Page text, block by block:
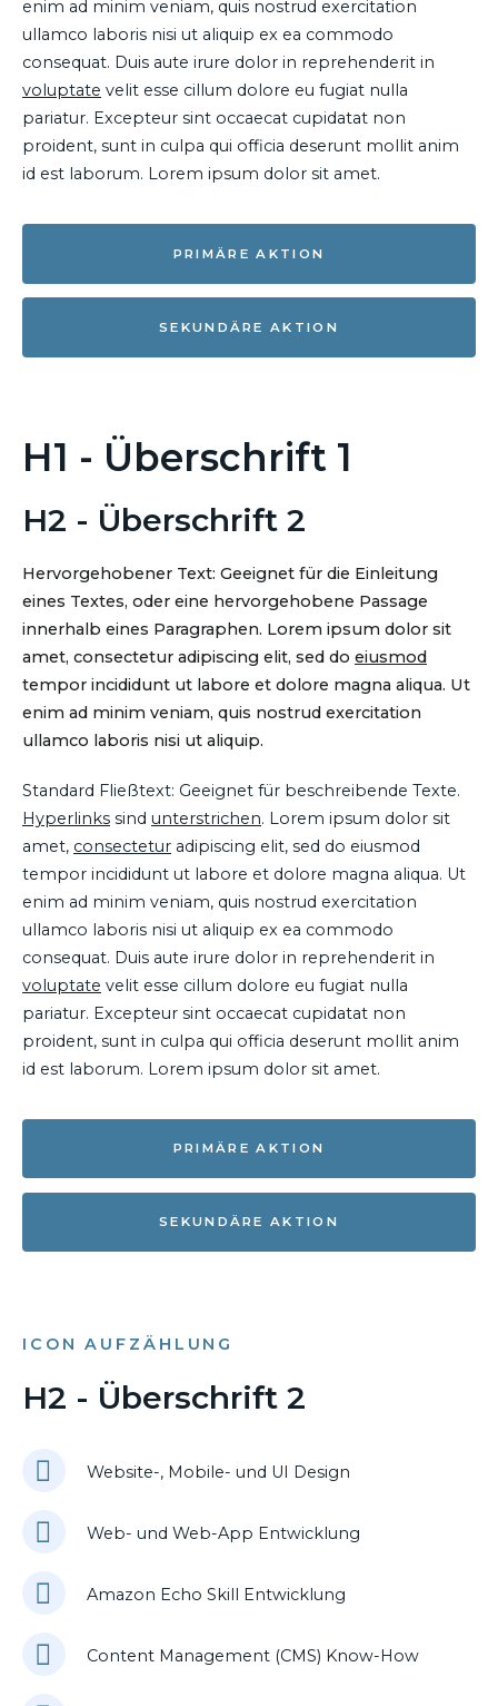
enim ad minim veniam, quis nostrud exercitation
ullamco laboris nisi ut aliquip ex ea commodo
consequat. Duis aute irure dolor in reprehenderit in
voluptate velit esse cillum dolore eu fugiat nulla
pariatur. Excepteur sint occaecat cupidatat non
proident, sunt in culpa qui officia deserunt mollit anim
id est laborum. Lorem ipsum dolor sit amet.
PRIMÄRE AKTION
SEKUNDÄRE AKTION
H1 - Überschrift 1
H2 - Überschrift 2
Hervorgehobener Text: Geeignet für die Einleitung
eines Textes, oder eine hervorgehobene Passage
innerhalb eines Paragraphen. Lorem ipsum dolor sit
amet, consectetur adipiscing elit, sed do eiusmod
tempor incididunt ut labore et dolore magna aliqua. Ut
enim ad minim veniam, quis nostrud exercitation
ullamco laboris nisi ut aliquip.
Standard Fließtext: Geeignet für beschreibende Texte.
Hyperlinks sind unterstrichen. Lorem ipsum dolor sit
amet, consectetur adipiscing elit, sed do eiusmod
tempor incididunt ut labore et dolore magna aliqua. Ut
enim ad minim veniam, quis nostrud exercitation
ullamco laboris nisi ut aliquip ex ea commodo
consequat. Duis aute irure dolor in reprehenderit in
voluptate velit esse cillum dolore eu fugiat nulla
pariatur. Excepteur sint occaecat cupidatat non
proident, sunt in culpa qui officia deserunt mollit anim
id est laborum. Lorem ipsum dolor sit amet.
PRIMÄRE AKTION
SEKUNDÄRE AKTION
ICON AUFZÄHLUNG
H2 - Überschrift 2
Website-, Mobile- und UI Design
Web- und Web-App Entwicklung
Amazon Echo Skill Entwicklung
Content Management (CMS) Know-How